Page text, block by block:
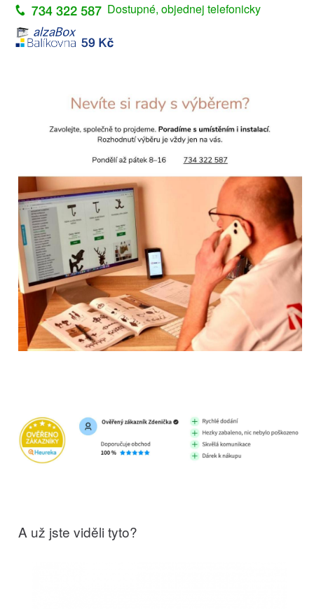
Dostupné, objednej telefonicky
A už jste viděli tyto?